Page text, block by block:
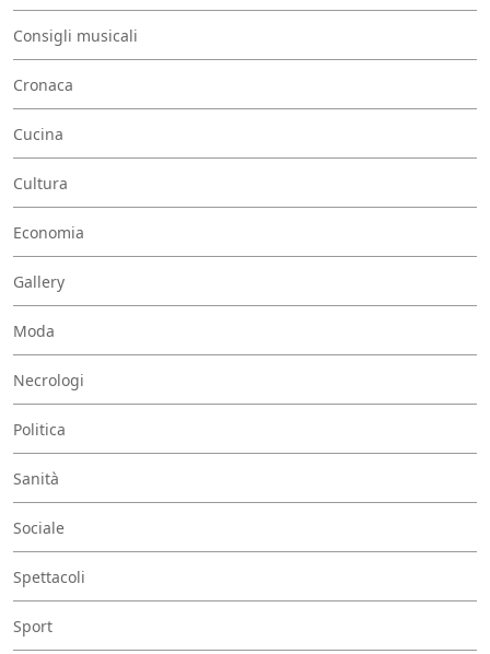
Consigli musicali
Cronaca
Cucina
Cultura
Economia
Gallery
Moda
Necrologi
Politica
Sanità
Sociale
Spettacoli
Sport